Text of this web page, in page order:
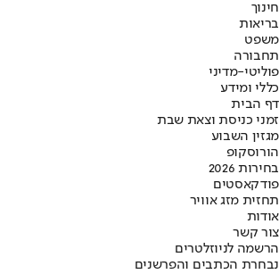
חינוך
בריאות
משפט
תחבורה
פוליטי-מדיני
כללי ומידע
דף הבית
זמני כניסת וצאת שבת
מגזין השבוע
הורוסקופ
בחירות 2026
פודקאסטים
תחזית מזג אוויר
אודות
צור קשר
הרשמה לניוזלטרים
נבחרת הכתבים והפרשנים